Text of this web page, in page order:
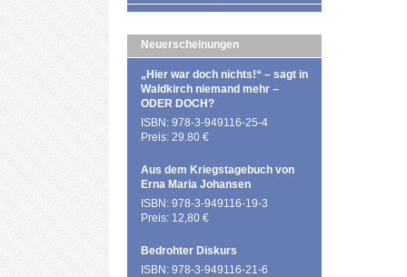
Neuerscheinungen
„Hier war doch nichts!“ – sagt in
Waldkirch niemand mehr –
ODER DOCH?
ISBN: 978-3-949116-25-4
Preis: 29.80 €
Aus dem Kriegstagebuch von
Erna Maria Johansen
ISBN: 978-3-949116-19-3
Preis: 12,80 €
Bedrohter Diskurs
ISBN: 978-3-949116-21-6